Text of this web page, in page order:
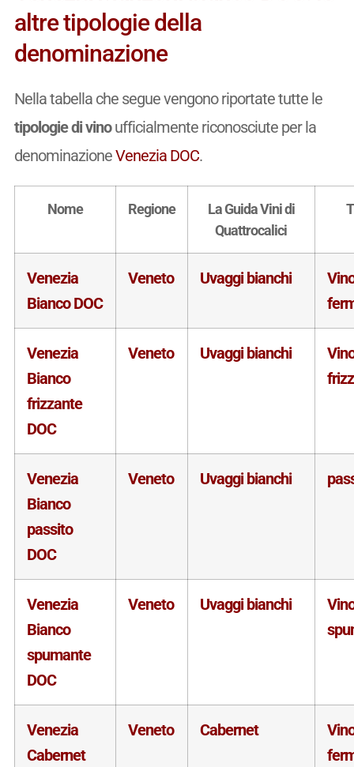
altre tipologie della
denominazione
Nella tabella che segue vengono riportate tutte le
tipologie di vinoufficialmente riconosciute per la
denominazioneVenezia DOC.
Nome Regione
La Guida Vini di
Quattrocalici
Venezia
Bianco DOC
Veneto Uvaggi bianchi
Venezia
Bianco
frizzante
DOC
Veneto Uvaggi bianchi
Venezia
Bianco
passito
DOC
Veneto Uvaggi bianchi
Venezia
Bianco
spumante
DOC
Veneto Uvaggi bianchi
Venezia
Cabernet
Veneto Cabernet